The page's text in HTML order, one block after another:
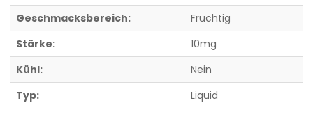
Geschmacksbereich:
Fruchtig
Stärke:
10mg
Kühl:
Nein
Typ:
Liquid